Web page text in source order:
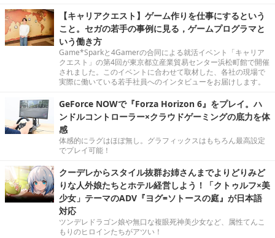
【キャリアクエスト】ゲーム作りを仕事にするという
こと。セガの若手の事例に見る，ゲームプログラマと
いう働き方
Game*Sparkと4Gamerの合同による就活イベント「キャリア
クエスト」の第4回が東京都立産業貿易センター浜松町館で開催
されました。このイベントに合わせて取材した、各社の現場で
実際に働いている若手社員へのインタビューをお届けします。
GeForce NOWで『Forza Horizon 6』をプレイ。ハ
ンドルコントローラー×クラウドゲーミングの底力を体
感
体感的にラグはほぼ無し。グラフィックスはもちろん最高設定
でプレイ可能！
クーデレからスタイル抜群お姉さんまでよりどりみど
りな人外娘たちとホテル経営しよう！「クトゥルフ×美
少女」テーマのADV『ヨグ=ソトースの庭』が日本語
対応
ツンデレドラゴン娘や無口な複眼死神美少女など、属性てんこ
もりのヒロインたちがアツい！